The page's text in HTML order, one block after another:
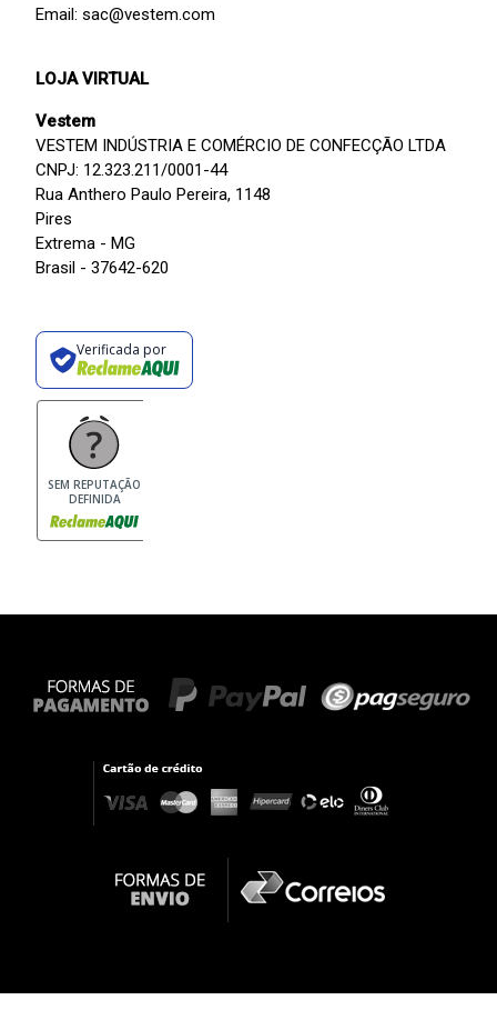
Email: sac@vestem.com
LOJA VIRTUAL
Vestem
VESTEM INDÚSTRIA E COMÉRCIO DE CONFECÇÃO LTDA
CNPJ: 12.323.211/0001-44
Rua Anthero Paulo Pereira, 1148
Pires
Extrema - MG
Brasil - 37642-620
Verificada por
SEM REPUTAÇÃO
DEFINIDA